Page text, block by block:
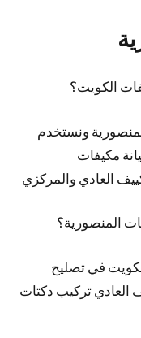
الكويت؟
ونستخدم
مكيفات
العادي والمركزي
المنصورية؟
في تصليح
العادي تركيب دكتات